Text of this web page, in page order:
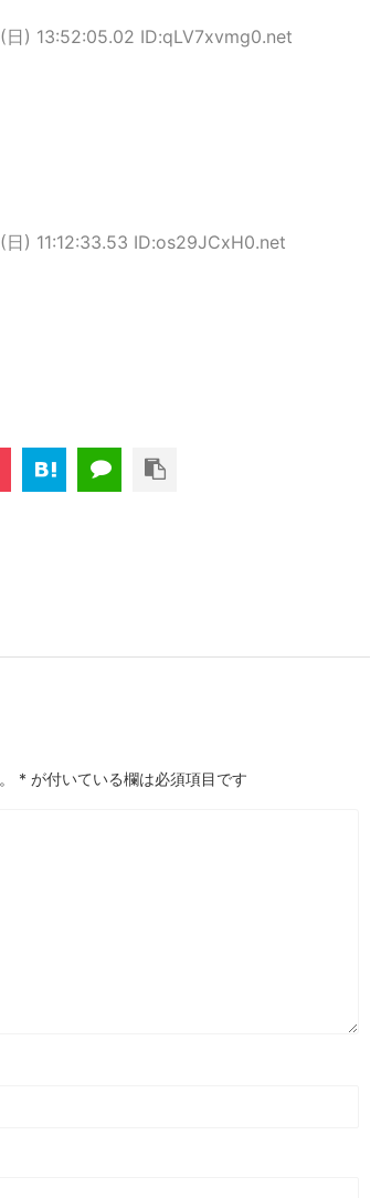
日) 13:52:05.02 ID:qLV7xvmg0.net
) 11:12:33.53 ID:os29JCxH0.net
* が付いている欄は必須項目です